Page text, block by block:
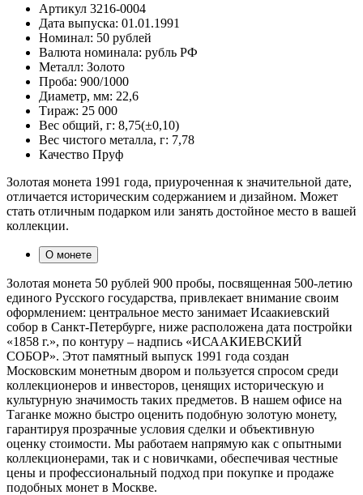
Артикул 3216-0004
Дата выпуска: 01.01.1991
Номинал: 50 рублей
Валюта номинала: рубль РФ
Металл: Золото
Проба: 900/1000
Диаметр, мм: 22,6
Тираж: 25 000
Вес общий, г: 8,75(±0,10)
Вес чистого металла, г: 7,78
Качество Пруф
Золотая монета 1991 года, приуроченная к значительной дате,
отличается историческим содержанием и дизайном. Может
стать отличным подарком или занять достойное место в вашей
коллекции.
О монете
Золотая монета 50 рублей 900 пробы, посвященная 500-летию
единого Русского государства, привлекает внимание своим
оформлением: центральное место занимает Исаакиевский
собор в Санкт-Петербурге, ниже расположена дата постройки
«1858 г.», по контуру – надпись «ИСААКИЕВСКИЙ
СОБОР». Этот памятный выпуск 1991 года создан
Московским монетным двором и пользуется спросом среди
коллекционеров и инвесторов, ценящих историческую и
культурную значимость таких предметов. В нашем офисе на
Таганке можно быстро оценить подобную золотую монету,
гарантируя прозрачные условия сделки и объективную
оценку стоимости. Мы работаем напрямую как с опытными
коллекционерами, так и с новичками, обеспечивая честные
цены и профессиональный подход при покупке и продаже
подобных монет в Москве.